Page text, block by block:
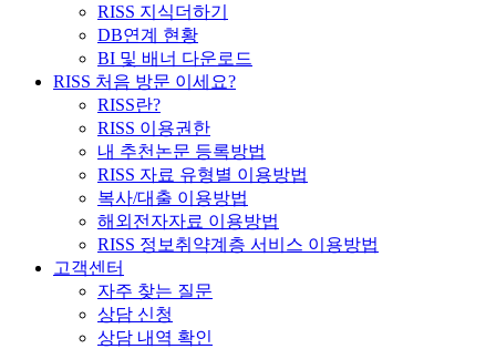
RISS 지식더하기
DB연계 현황
BI 및 배너 다운로드
RISS 처음 방문 이세요?
RISS란?
RISS 이용권한
내 추천논문 등록방법
RISS 자료 유형별 이용방법
복사/대출 이용방법
해외전자자료 이용방법
RISS 정보취약계층 서비스 이용방법
고객센터
자주 찾는 질문
상담 신청
상담 내역 확인